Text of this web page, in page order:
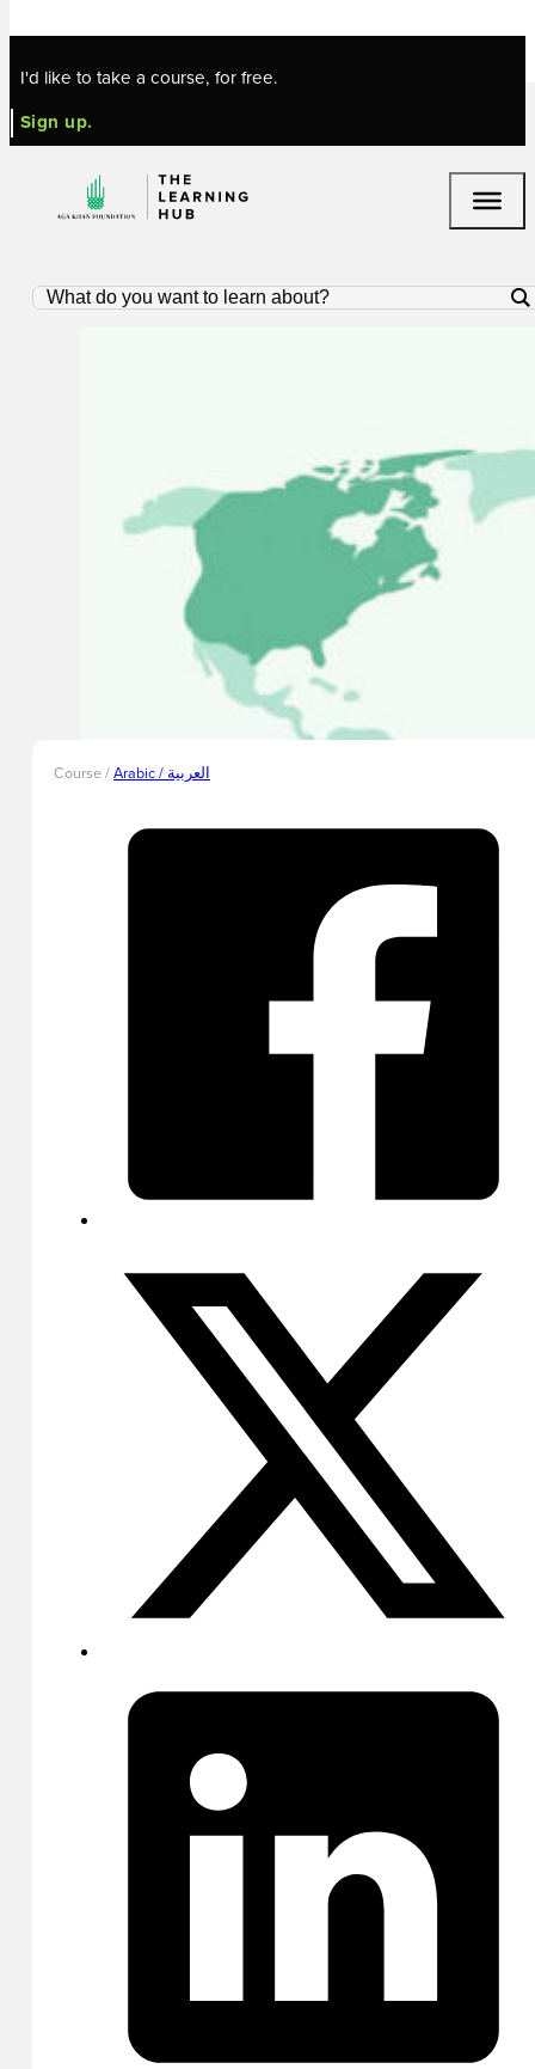
I'd like to take a course, for free.
Sign up.
Course / Arabic / العربية